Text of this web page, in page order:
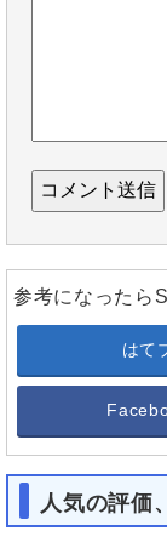
参考になったら
はて
人気の評価